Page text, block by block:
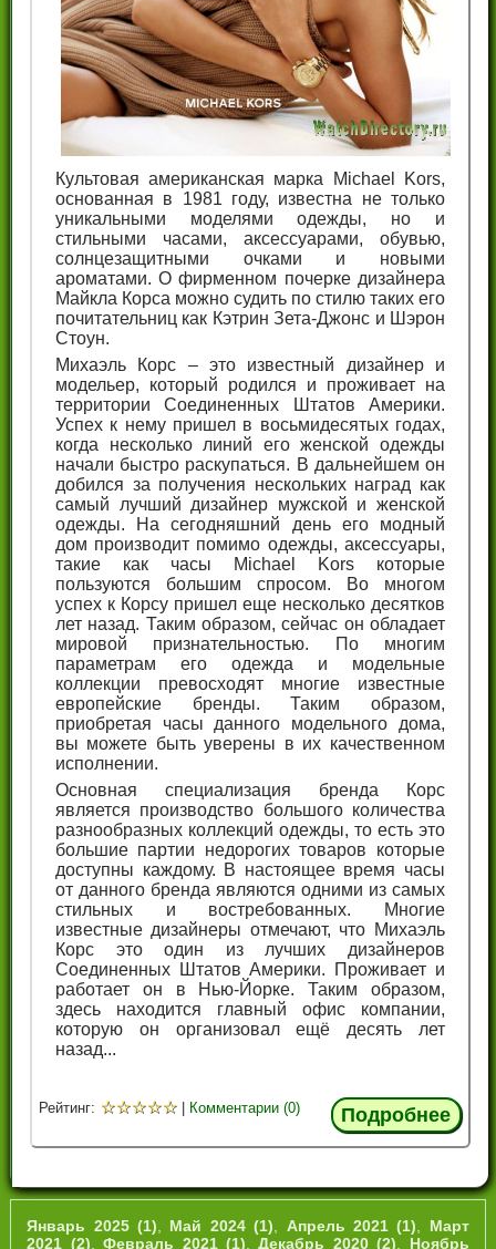
Культовая американская марка Michael Kors,
основанная в 1981 году, известна не только
уникальными моделями одежды, но и
стильными часами, аксессуарами, обувью,
солнцезащитными очками и новыми
ароматами. О фирменном почерке дизайнера
Майкла Корса можно судить по стилю таких его
почитательниц как Кэтрин Зета-Джонс и Шэрон
Стоун.
Михаэль Корс – это известный дизайнер и
модельер, который родился и проживает на
территории Соединенных Штатов Америки.
Успех к нему пришел в восьмидесятых годах,
когда несколько линий его женской одежды
начали быстро раскупаться. В дальнейшем он
добился за получения нескольких наград как
самый лучший дизайнер мужской и женской
одежды. На сегодняшний день его модный
дом производит помимо одежды, аксессуары,
такие как часы Michael Kors которые
пользуются большим спросом. Во многом
успех к Корсу пришел еще несколько десятков
лет назад. Таким образом, сейчас он обладает
мировой признательностью. По многим
параметрам его одежда и модельные
коллекции превосходят многие известные
европейские бренды. Таким образом,
приобретая часы данного модельного дома,
вы можете быть уверены в их качественном
исполнении.
Основная специализация бренда Корс
является производство большого количества
разнообразных коллекций одежды, то есть это
большие партии недорогих товаров которые
доступны каждому. В настоящее время часы
от данного бренда являются одними из самых
стильных и востребованных. Многие
известные дизайнеры отмечают, что Михаэль
Корс это один из лучших дизайнеров
Соединенных Штатов Америки. Проживает и
работает он в Нью-Йорке. Таким образом,
здесь находится главный офис компании,
которую он организовал ещё десять лет
назад...
Рейтинг: ☆☆☆☆☆ Комментарии (0) Подробнее
Январь 2025 (1) Май 2024 (1) Апрель 2021 (1)
Март
2021 (2) ,Февраль 2021 (1) ,Декабрь 2020 (2) Ноябрь